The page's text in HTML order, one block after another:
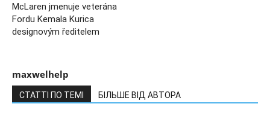
McLaren jmenuje veterána
Fordu Kemala Kurica
designovým ředitelem
maxwelhelp
СТАТТІ ПО ТЕМІ БІЛЬШЕ ВІД АВТОРА